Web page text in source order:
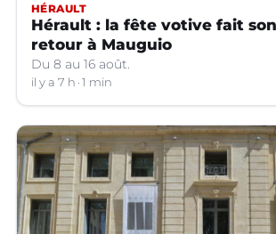
HÉRAULT
Hérault : la fête votive fait
retour à Mauguio
Du 8 au 16 août.
il y a 7 h 1 min